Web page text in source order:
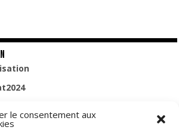
le consentement aux